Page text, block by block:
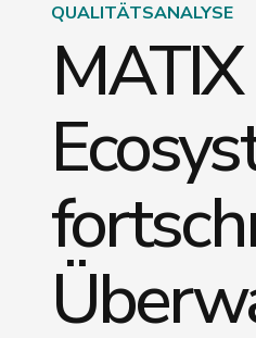
QUALITÄTSANALYSE